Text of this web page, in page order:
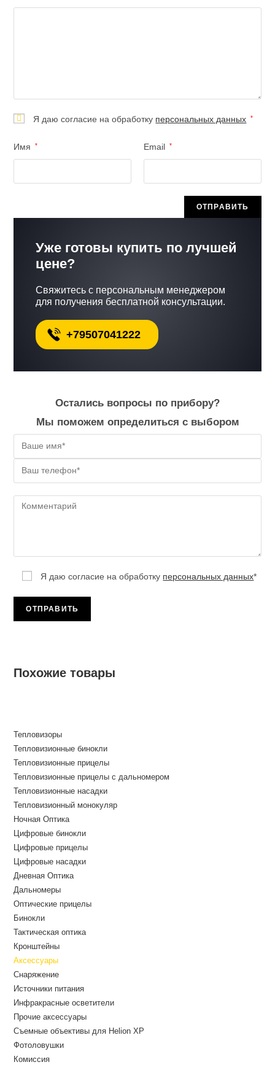
Я даю согласие на обработку персональных данных *
Имя * Email *
Уже готовы купить по лучшей
цене?
Свяжитесь с персональным менеджером
для получения бесплатной консультации.
+79507041222
Остались вопросы по прибору?
Мы поможем определиться с выбором
Я даю согласие на обработку персональных данных*
Похожие товары
Тепловизоры
Тепловизионные бинокли
Тепловизионные прицелы
Тепловизионные прицелы с дальномером
Тепловизионные насадки
Тепловизионный монокуляр
Ночная Оптика
Цифровые бинокли
Цифровые прицелы
Цифровые насадки
Дневная Оптика
Дальномеры
Оптические прицелы
Бинокли
Тактическая оптика
Кронштейны
Аксессуары
Снаряжение
Источники питания
Инфракрасные осветители
Прочие аксессуары
Съемные объективы для Helion XP
Фотоловушки
Комиссия